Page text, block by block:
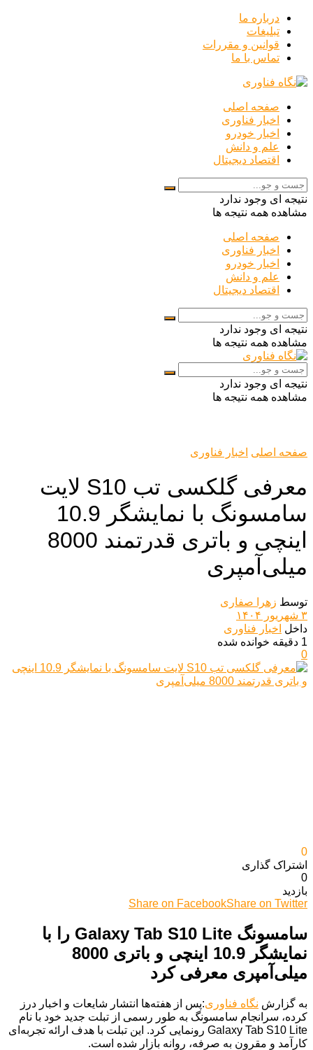
درباره ما
تبلیغات
قوانین و مقررات
تماس با ما
صفحه اصلی
اخبار فناوری
اخبار خودرو
علم و دانش
اقتصاد دیجیتال
نتیجه ای وجود ندارد
مشاهده همه نتیجه ها
صفحه اصلی
اخبار فناوری
اخبار خودرو
علم و دانش
اقتصاد دیجیتال
نتیجه ای وجود ندارد
مشاهده همه نتیجه ها
نتیجه ای وجود ندارد
مشاهده همه نتیجه ها
صفحه اصلی اخبار فناوری
معرفی گلکسی تب S10 لایت
سامسونگ با نمایشگر 10.9
اینچی و باتری قدرتمند 8000
میلی‌آمپری
توسط زهرا صفاری
۳ شهریور ۱۴۰۴
داخل اخبار فناوری
1 دقیقه خوانده شده
0
0
اشتراک گذاری‌
0
بازدید
Share on FacebookShare on Twitter
سامسونگ Galaxy Tab S10 Lite را با
نمایشگر 10.9 اینچی و باتری 8000
میلی‌آمپری معرفی کرد
به گزارش نگاه فناوری:پس از هفته‌ها انتشار شایعات و اخبار درز
کرده، سرانجام سامسونگ به طور رسمی از تبلت جدید خود با نام
Galaxy Tab S10 Lite رونمایی کرد. این تبلت با هدف ارائه تجربه‌ای
کارآمد و مقرون به صرفه، روانه بازار شده است.